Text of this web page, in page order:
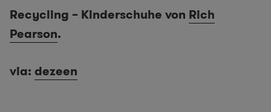
Recycling – Kinderschuhe von Rich
Pearson.
via: dezeen